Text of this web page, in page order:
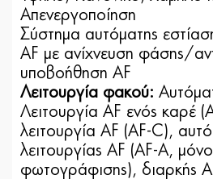
Απενεργοποίηση
Σύστημα αυτόματης
AF με ανίχνευση φάσης/
υποβοήθηση AF
Λειτουργία φακού:
Λειτουργία AF ενός καρέ
λειτουργία AF (AF-C),
λειτουργίας AF (AF-A,
φωτογράφισης), διαρκής